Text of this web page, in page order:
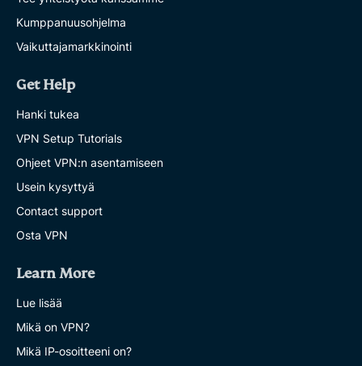
Kumppanuusohjelma
Vaikuttajamarkkinointi
Get Help
Hanki tukea
VPN Setup Tutorials
Ohjeet VPN:n asentamiseen
Usein kysyttyä
Contact support
Osta VPN
Learn More
Lue lisää
Mikä on VPN?
Mikä IP-osoitteeni on?